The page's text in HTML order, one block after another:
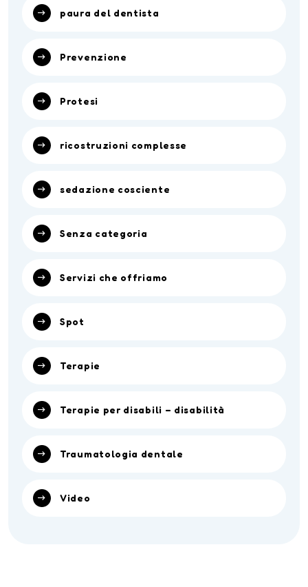
paura del dentista
Prevenzione
Protesi
ricostruzioni complesse
sedazione cosciente
Senza categoria
Servizi che offriamo
Spot
Terapie
Terapie per disabili – disabilità
Traumatologia dentale
Video